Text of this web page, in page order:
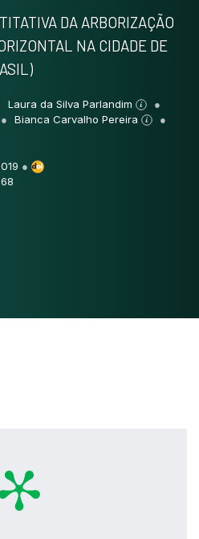
DA ARBORIZAÇÃO
NA CIDADE DE
Laura da Silva Parlandim
Bianca Carvalho Pereira
●